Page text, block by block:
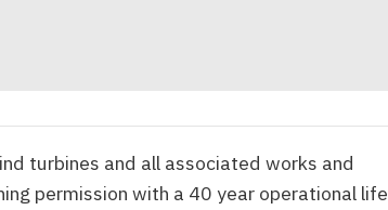
turbines and all associated works and
permission with a 40 year operational life